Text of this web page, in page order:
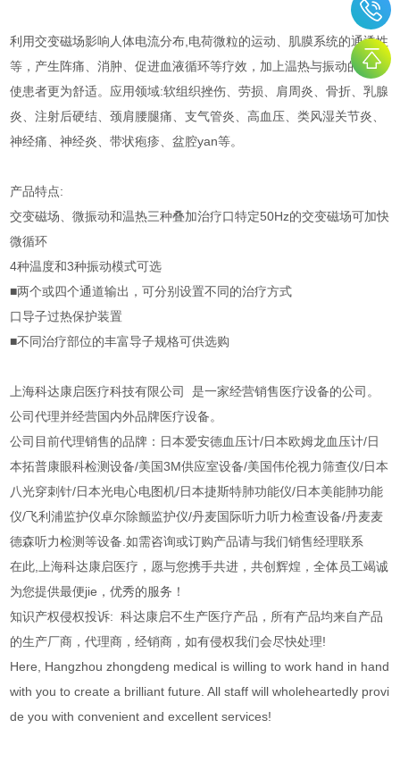
利用交变磁场影响人体电流分布,电荷微粒的运动、肌膜系统的通透性
等，产生阵痛、消肿、促进血液循环等疗效，加上温热与振动的效果
使患者更为舒适。应用领域:软组织挫伤、劳损、肩周炎、骨折、乳腺
炎、注射后硬结、颈肩腰腿痛、支气管炎、高血压、类风湿关节炎、
神经痛、神经炎、带状疱疹、盆腔yan等。
产品特点:
交变磁场、微振动和温热三种叠加治疗口特定50Hz的交变磁场可加快
微循环
4种温度和3种振动模式可选
■两个或四个通道输出，可分别设置不同的治疗方式
口导子过热保护装置
■不同治疗部位的丰富导子规格可供选购
上海科达康启医疗科技有限公司 是一家经营销售医疗设备的公司。
公司代理并经营国内外品牌医疗设备。
公司目前代理销售的品牌：日本爱安德血压计/日本欧姆龙血压计/日
本拓普康眼科检测设备/美国3M供应室设备/美国伟伦视力筛查仪/日本
八光穿刺针/日本光电心电图机/日本捷斯特肺功能仪/日本美能肺功能
仪/飞利浦监护仪卓尔除颤监护仪/丹麦国际听力听力检查设备/丹麦麦
德森听力检测等设备.如需咨询或订购产品请与我们销售经理联系
在此,上海科达康启医疗，愿与您携手共进，共创辉煌，全体员工竭诚
为您提供最便jie，优秀的服务！
知识产权侵权投诉: 科达康启不生产医疗产品，所有产品均来自产品
的生产厂商，代理商，经销商，如有侵权我们会尽快处理!
Here, Hangzhou zhongdeng medical is willing to work hand in hand
with you to create a brilliant future. All staff will wholeheartedly provi
de you with convenient and excellent services!